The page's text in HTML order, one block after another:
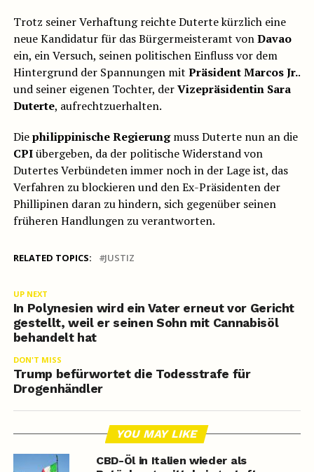
Trotz seiner Verhaftung reichte Duterte kürzlich eine
neue Kandidatur für das Bürgermeisteramt vonDavao
ein, ein Versuch, seinen politischen Einfluss vor dem
Hintergrund der Spannungen mit Präsident Marcos Jr..
und seiner eigenen Tochter, derVizepräsidentin Sara
Duterte, aufrechtzuerhalten.
Diephilippinische Regierungmuss Duterte nun an die
CPIübergeben, da der politische Widerstand von
Dutertes Verbündeten immer noch in der Lage ist, das
Verfahren zu blockieren und den Ex-Präsidenten der
Phillipinen daran zu hindern, sich gegenüber seinen
früheren Handlungen zu verantworten.
RELATED TOPICS: JUSTIZ
UP NEXT
In Polynesien wird ein Vater erneut vor Gericht
gestellt, weil er seinen Sohn mit Cannabisöl
behandelt hat
DON'T MISS
Trump befürwortet die Todesstrafe für
Drogenhändler
YOU MAY LIKE
CBD-Öl in Italien wieder als